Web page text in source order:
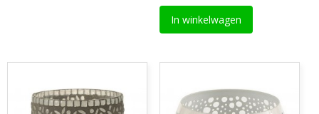
In winkelwagen